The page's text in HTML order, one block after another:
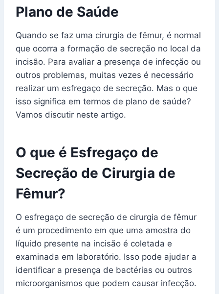
Plano de Saúde
Quando se faz uma cirurgia de fêmur, é normal
que ocorra a formação de secreção no local da
incisão. Para avaliar a presença de infecção ou
outros problemas, muitas vezes é necessário
realizar um esfregaço de secreção. Mas o que
isso significa em termos de plano de saúde?
Vamos discutir neste artigo.
O que é Esfregaço de
Secreção de Cirurgia de
Fêmur?
O esfregaço de secreção de cirurgia de fêmur
é um procedimento em que uma amostra do
líquido presente na incisão é coletada e
examinada em laboratório. Isso pode ajudar a
identificar a presença de bactérias ou outros
microorganismos que podem causar infecção.